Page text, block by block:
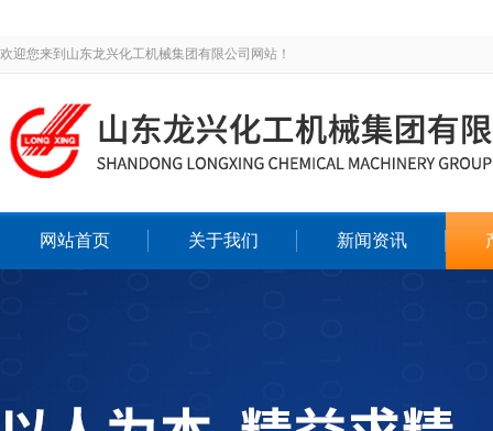
欢迎您来到山东龙兴化工机械集团有限公司网站！
网站首页 关于我们 新闻资讯